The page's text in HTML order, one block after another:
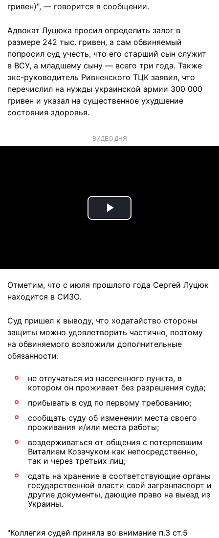
гривен)", — говорится в сообщении.
Адвокат Луцюка просил определить залог в
размере 242 тыс. гривен, а сам обвиняемый
попросил суд учесть, что его старший сын служит
в ВСУ, а младшему сыну — всего три года. Также
экс-руководитель Ривненского ТЦК заявил, что
перечислил на нужды украинской армии 300 000
гривен и указал на существенное ухудшение
состояния здоровья.
ВИДЕО ДНЯ
Play
Отметим, что с июля прошлого года Сергей Луцюк
находится в СИЗО.
Суд пришел к выводу, что ходатайство стороны
защиты можно удовлетворить частично, поэтому
на обвиняемого возложили дополнительные
обязанности:
не отлучаться из населенного пункта, в
котором он проживает без разрешения суда;
прибывать в суд по первому требованию;
сообщать суду об изменении места своего
проживания и/или места работы;
воздерживаться от общения с потерпевшим
Виталием Козачуком как непосредственно,
так и через третьих лиц;
сдать на хранение в соответствующие органы
государственной власти свой загранпаспорт и
другие документы, дающие право на выезд из
Украины.
"Коллегия судей приняла во внимание п.3 ст.5